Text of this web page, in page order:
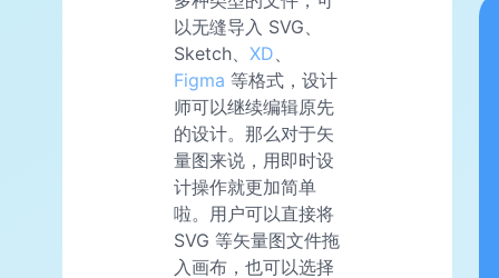
以无缝导入 SVG、
Sketch、 XD
Figma 等格式，设计
师可以继续编辑原先
的设计。那么对于矢
量图来说，用即时设
计操作就更加简单
啦。用户可以直接将
SVG 等矢量图文件拖
入画布，也可以选择